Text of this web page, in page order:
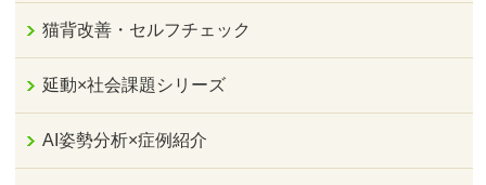
猫背改善・セルフチェック
延動×社会課題シリーズ
AI姿勢分析×症例紹介